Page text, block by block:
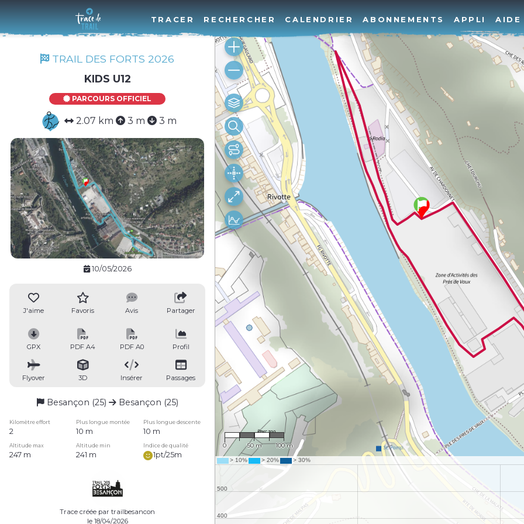
TRACER RECHERCHER CALENDRIER ABONNEMENTS APPLI AIDE
TRAIL DES FORTS 2026
KIDS U12
PARCOURS OFFICIEL
2.07 km 3 m 3 m
10/05/2026
J'aime Favoris Avis Partager
GPX PDF A4 PDF A0 Profil
Flyover 3D Insérer Passages
Besançon (25) Besançon (25)
Kilomètre effort Plus longue montée Plus longue descente
2 10 m 10 m
Altitude max Altitude min Indice de qualité
247 m 241 m 1pt/25m
Trace créée par trailbesancon
le 18/04/2026
1 : 3,501
0 50 m 100 m